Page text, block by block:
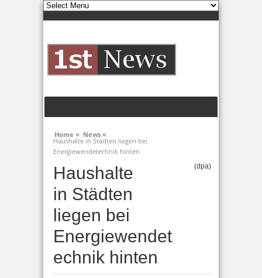
Home » News »
Haushalte in Städten liegen bei
Energiewendetechnik hinten
Haushalte
in Städten
liegen bei
Energiewendet
echnik hinten
(dpa)